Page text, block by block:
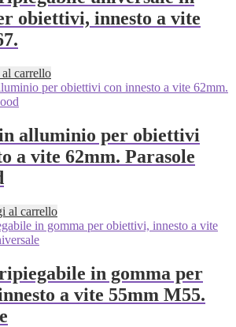
obiettivi, innesto a vite
carrello
alluminio per obiettivi
a vite 62mm. Parasole
al carrello
in gomma per
a vite 55mm M55.